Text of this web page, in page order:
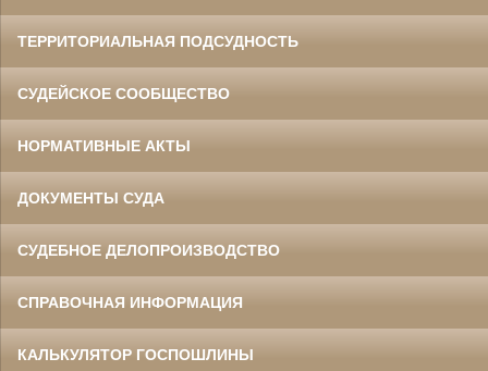
ТЕРРИТОРИАЛЬНАЯ ПОДСУДНОСТЬ
СУДЕЙСКОЕ СООБЩЕСТВО
НОРМАТИВНЫЕ АКТЫ
ДОКУМЕНТЫ СУДА
СУДЕБНОЕ ДЕЛОПРОИЗВОДСТВО
СПРАВОЧНАЯ ИНФОРМАЦИЯ
КАЛЬКУЛЯТОР ГОСПОШЛИНЫ